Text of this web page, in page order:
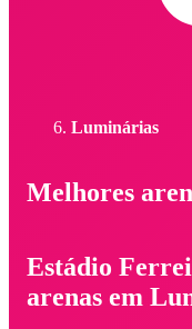
Luminárias
Melhores
Estádio
arenas em